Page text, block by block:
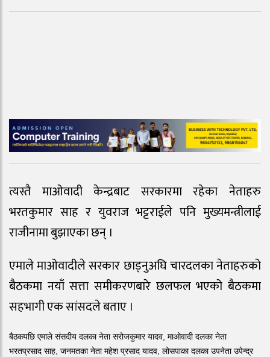
त्यस्तै माओवादी केन्द्रबाट सरकारमा रहेका नेताहरु
भरतकुमार साह र युवराज भट्टराईले पनि मुख्यमन्त्रीलाई
राजीनामा बुझाएका छन् ।
एमाले माओवादीले सरकार छाड्नुअघि चारदलका नेताहरुको
बैठकमा नयाँ सत्ता समीकरणबारे छलफल भएको बैठकमा
सहभागी एक सांसदले बताए ।
बैठकपछि एमाले संसदीय दलका नेता सरोजकुमार यादव, माओवादी दलका नेता
भरतप्रसाद साह, जनमतका नेता महेश प्रसाद यादव, लोसपाका दलका उपनेता उपेन्द्र